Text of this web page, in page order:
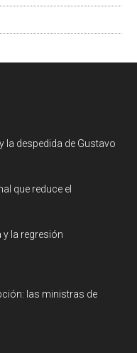
la despedida de Gustavo
que reduce el
y la regresión
las ministras de